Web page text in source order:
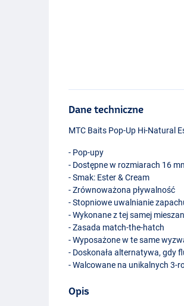
Dane techniczne
MTC Baits Pop-Up Hi-Natural
- Pop-upy
- Dostępne w rozmiarach 16
- Smak: Ester & Cream
- Zrównoważona pływalność
- Stopniowe uwalnianie
- Wykonane z tej samej
- Zasada match-the-hatch
- Wyposażone w te same
- Doskonała alternatywa, gdy
- Walcowane na unikalnych 3-
Opis